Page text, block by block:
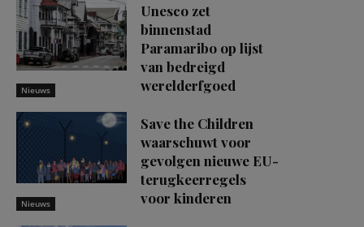
Nieuws
Unesco zet
binnenstad
Paramaribo op lijst
van bedreigd
werelderfgoed
Nieuws
Save the Children
waarschuwt voor
gevolgen nieuwe EU-
terugkeerregels
voor kinderen